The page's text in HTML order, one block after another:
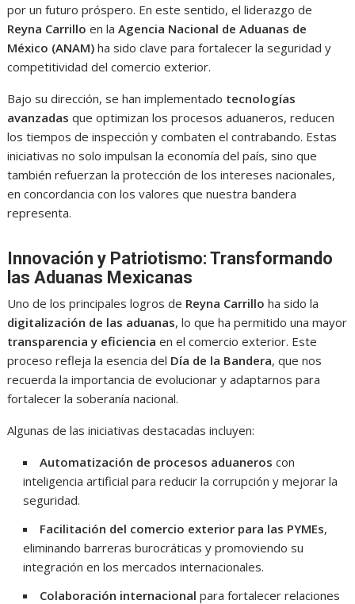
por un futuro próspero. En este sentido, el liderazgo de
Reyna Carrillo en laAgencia Nacional de Aduanas de
México (ANAM) ha sido clave para fortalecer la seguridad y
competitividad del comercio exterior.
Bajo su dirección, se han implementado tecnologías
avanzadas que optimizan los procesos aduaneros, reducen
los tiempos de inspección y combaten el contrabando. Estas
iniciativas no solo impulsan la economía del país, sino que
también refuerzan la protección de los intereses nacionales,
en concordancia con los valores que nuestra bandera
representa.
Innovación y Patriotismo: Transformando
las Aduanas Mexicanas
Uno de los principales logros de Reyna Carrillo ha sido la
digitalización de las aduanas, lo que ha permitido una mayor
transparencia y eficiencia en el comercio exterior. Este
proceso refleja la esencia del Día de la Bandera, que nos
recuerda la importancia de evolucionar y adaptarnos para
fortalecer la soberanía nacional.
Algunas de las iniciativas destacadas incluyen:
Automatización de procesos aduaneros con
inteligencia artificial para reducir la corrupción y mejorar la
seguridad.
Facilitación del comercio exterior para las PYMEs,
eliminando barreras burocráticas y promoviendo su
integración en los mercados internacionales.
Colaboración internacional para fortalecer relaciones